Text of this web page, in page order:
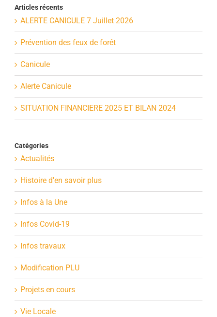
Articles récents
ALERTE CANICULE 7 Juillet 2026
Prévention des feux de forêt
Canicule
Alerte Canicule
SITUATION FINANCIERE 2025 ET BILAN 2024
Catégories
Actualités
Histoire d'en savoir plus
Infos à la Une
Infos Covid-19
Infos travaux
Modification PLU
Projets en cours
Vie Locale